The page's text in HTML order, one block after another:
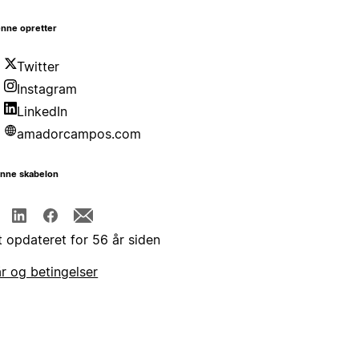
opretter
Twitter
Instagram
LinkedIn
amadorcampos.com
skabelon
opdateret for 56 år siden
og betingelser